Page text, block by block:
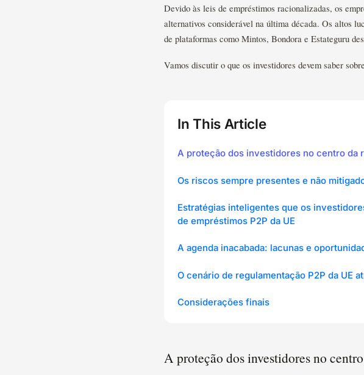
Devido às leis de empréstimos racionalizadas, os
alternativos considerável na última década. Os altos
de plataformas como Mintos, Bondora e Estateguru
Vamos discutir o que os investidores devem saber
In This Article
A proteção dos investidores no centro da
Os riscos sempre presentes e não
Estratégias inteligentes que os
de empréstimos P2P da UE
A agenda inacabada: lacunas e
O cenário de regulamentação P2P da UE
Considerações finais
A proteção dos investidores no